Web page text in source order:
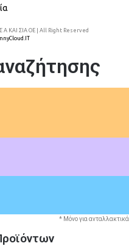
ΚΑΙ ΣΙΑ ΟΕ | All Right Reserved
* Μόνο για ανταλλακτικά